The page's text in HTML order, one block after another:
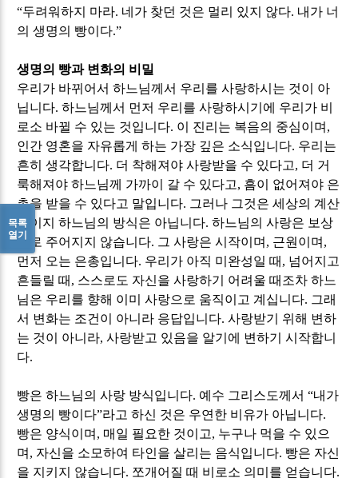
“두려워하지 마라. 네가 찾던 것은 멀리 있지 않다. 내가 너
의 생명의 빵이다.”
생명의 빵과 변화의 비밀
우리가 바뀌어서 하느님께서 우리를 사랑하시는 것이 아
닙니다.하느님께서 먼저 우리를 사랑하시기에 우리가 비
로소 바뀔 수 있는 것입니다. 이 진리는 복음의 중심이며 ,
인간 영혼을 자유롭게 하는 가장 깊은 소식입니다. 우리는
흔히 생각합니다. 더 착해져야 사랑받을 수 있다고, 더 거
룩해져야 하느님께 가까이 갈 수 있다고, 흠이 없어져야 은
총을 받을 수 있다고 말입니다. 그러나 그것은 세상의 계산
법이지 하느님의 방식은 아닙니다.하느님의 사랑은 보상
으로 주어지지 않습니다. 그 사랑은 시작이며 , 근원이며 ,
먼저 오는 은총입니다. 우리가 아직 미완성일 때 , 넘어지고
흔들릴 때 , 스스로도 자신을 사랑하기 어려울 때조차 하느
님은 우리를 향해 이미 사랑으로 움직이고 계십니다. 그래
서 변화는 조건이 아니라 응답입니다.사랑받기 위해 변하
는 것이 아니라,사랑받고 있음을 알기에 변하기 시작합니
다.
빵은 하느님의 사랑 방식입니다. 예수 그리스도께서“내가
생명의 빵이다”라고 하신 것은 우연한 비유가 아닙니다.
빵은 양식이며 , 매일 필요한 것이고, 누구나 먹을 수 있으
며 , 자신을 소모하여 타인을 살리는 음식입니다. 빵은 자신
을 지키지 않습니다. 쪼개어질 때 비로소 의미를 얻습니다.
목록
열기